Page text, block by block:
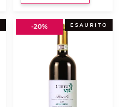
Barolo
Arborina
ESAURITO
-20%